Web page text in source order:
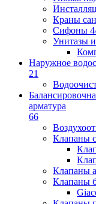
Краны
Сифоны
Унитазы
Наружное
21
арматура
66
Клапаны
Клапаны
Клапаны